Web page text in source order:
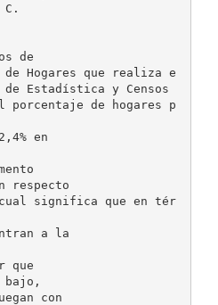
de
Hogares que realiza e
Estadística y Censos
porcentaje de hogares p
en
respecto
significa que en tér
a la
que
bajo,
con